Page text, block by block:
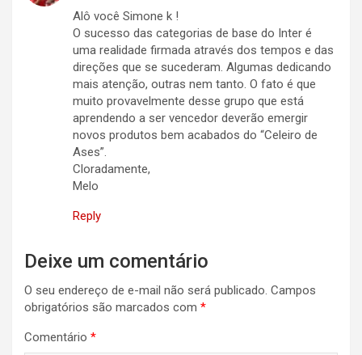
Alô você Simone k !
O sucesso das categorias de base do Inter é
uma realidade firmada através dos tempos e das
direções que se sucederam. Algumas dedicando
mais atenção, outras nem tanto. O fato é que
muito provavelmente desse grupo que está
aprendendo a ser vencedor deverão emergir
novos produtos bem acabados do “Celeiro de
Ases”.
Cloradamente,
Melo
Reply
Deixe um comentário
O seu endereço de e-mail não será publicado. Campos
obrigatórios são marcados com *
Comentário *